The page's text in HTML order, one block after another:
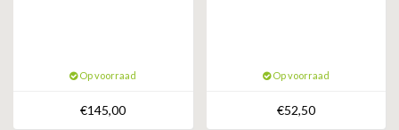
Op voorraad
€145,00
Op voorraad
€52,50